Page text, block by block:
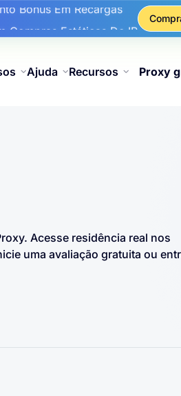
Bônus Em Recargas
Compras Estáticas De IP
Ajuda Recursos Proxy
Acesse residência real nos
uma avaliação gratuita ou